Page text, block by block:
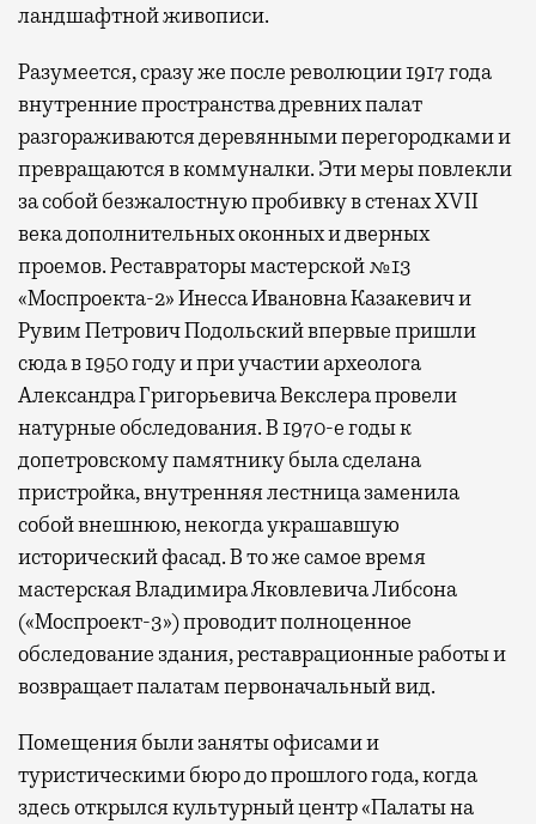
ландшафтной живописи.
Разумеется, сразу же после революции 1917 года
внутренние пространства древних палат
разгораживаются деревянными перегородками и
превращаются в коммуналки. Эти меры повлекли
за собой безжалостную пробивку в стенах XVII
века дополнительных оконных и дверных
проемов. Реставраторы мастерской №13
«Моспроекта-2» Инесса Ивановна Казакевич и
Рувим Петрович Подольский впервые пришли
сюда в 1950 году и при участии археолога
Александра Григорьевича Векслера провели
натурные обследования. В 1970-е годы к
допетровскому памятнику была сделана
пристройка, внутренняя лестница заменила
собой внешнюю, некогда украшавшую
исторический фасад. В то же самое время
мастерская Владимира Яковлевича Либсона
(«Моспроект-3») проводит полноценное
обследование здания, реставрационные работы и
возвращает палатам первоначальный вид.
Помещения были заняты офисами и
туристическими бюро до прошлого года, когда
здесь открылся культурный центр «Палаты на